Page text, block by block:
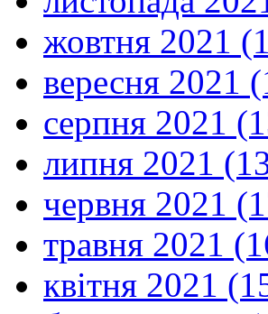
жовтня 2021
вересня 2021
серпня 2021
липня 2021
червня 2021
травня 2021
квітня 2021